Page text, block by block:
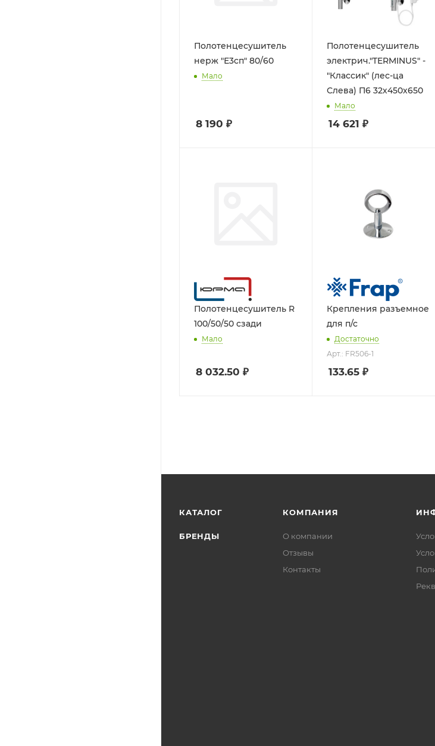
Полотенцесушитель
нерж "Е3сп" 80/60
Мало
8 190 ₽
Полотенцесушитель
электрич."TERMINUS" -
"Классик" (лес-ца
Слева) П6 32х450x650
Мало
14 621 ₽
Полотенцесушитель R
100/50/50 сзади
Мало
8 032.50 ₽
Крепления разъемное
для п/с
Достаточно
Арт.: FR506-1
133.65₽
КАТАЛОГ
БРЕНДЫ
КОМПАНИЯ
О компании
Отзывы
Контакты